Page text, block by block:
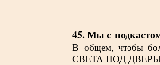
45. Мы с
В общем, чтобы
СВЕТА ПОД